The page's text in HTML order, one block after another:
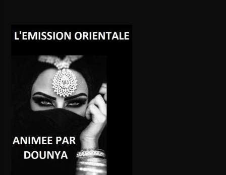
Emission en cours
16:05 24:00
AVALANCHE DE FOLIES